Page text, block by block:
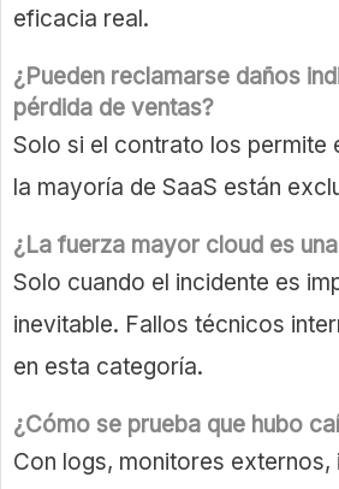
eficacia real.
¿Pueden reclamarse daños
pérdida de ventas?
Solo si el contrato los permite
la mayoría de SaaS están
¿La fuerza mayor cloud es
Solo cuando el incidente es
inevitable. Fallos técnicos
en esta categoría.
¿Cómo se prueba que hubo
Con logs, monitores externos,